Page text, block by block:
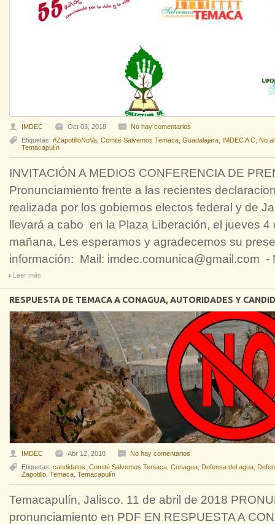
IMDEC Oct 03, 2018
No hay comentarios
Etiquetas: #ZapotilloNoVa Comité Salvemos Temaca Guadalajara IMDEC A C No
Temacapulín
INVITACIÓN A MEDIOS CONFERENCIA DE
Pronunciamiento frente a las recientes
realizada por los gobiernos electos federal y de
llevará a cabo en la Plaza Liberación, el jueves
mañana. Les esperamos y agradecemos su
información: Mail: imdec.comunica@gmail.com -
Leer más
RESPUESTA DE TEMACA A CONAGUA, AUTORIDADES Y
IMDEC Abr 12, 2018
No hay comentarios
Etiquetas: candidatos Comité Salvemos Temaca Conagua Defensa del agua
Zapotillo Temaca Temacapulín
Temacapulín, Jalisco. 11 de abril de 2018
pronunciamiento en PDF EN RESPUESTA A